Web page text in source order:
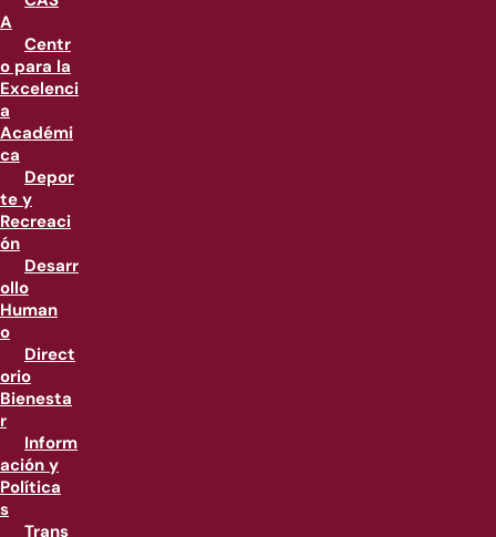
A
Centr
o para la
Excelenci
a
Académi
ca
Depor
te y
Recreaci
ón
Desarr
ollo
Human
o
Direct
orio
Bienesta
r
Inform
ación y
Política
s
Trans